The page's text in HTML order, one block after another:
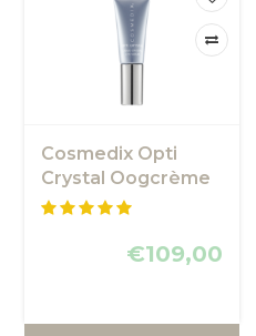
Cosmedix Opti
Crystal Oogcrème
€109,00